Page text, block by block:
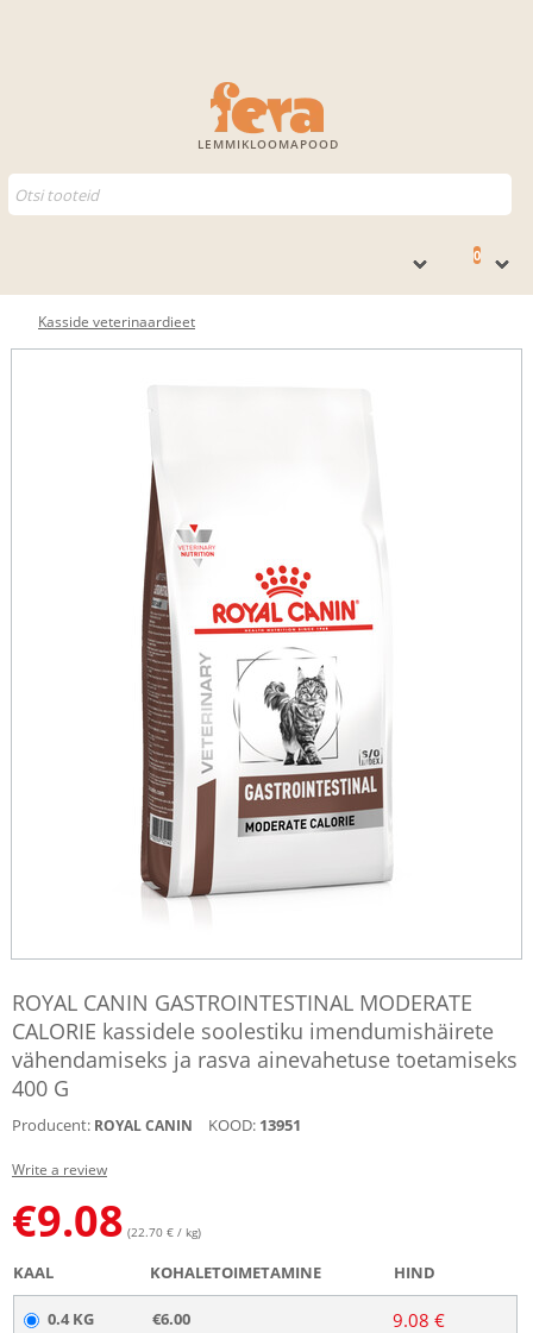
LEMMIKLOOMAPOOD
0
Kasside veterinaardieet
ROYAL CANIN GASTROINTESTINAL MODERATE
CALORIE kassidele soolestiku imendumishäirete
vähendamiseks ja rasva ainevahetuse toetamiseks
400 G
Producent: ROYAL CANIN KOOD: 13951
Write a review
€9.08 (22.70 € / kg)
KAAL KOHALETOIMETAMINE HIND
0.4 KG €6.00 9.08 €